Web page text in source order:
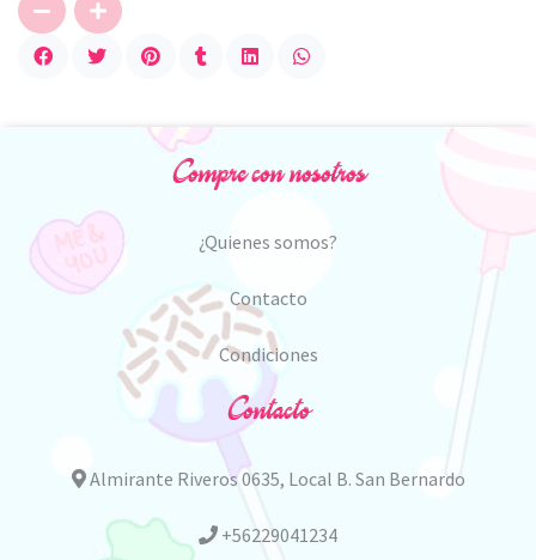
Compre con nosotros
¿Quienes somos?
Contacto
Condiciones
Contacto
Almirante Riveros 0635, Local B. San Bernardo
+56229041234